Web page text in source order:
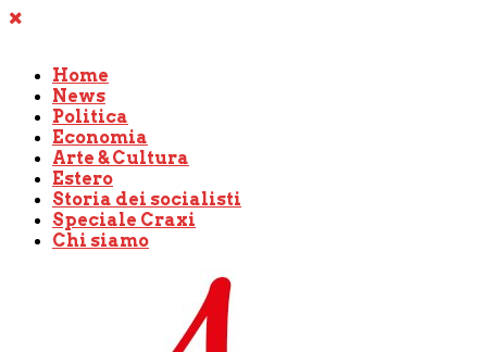
Home
News
Politica
Economia
Arte & Cultura
Estero
Storia dei socialisti
Speciale Craxi
Chi siamo